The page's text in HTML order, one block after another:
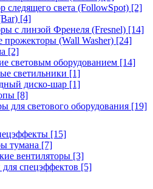
следящего света (FollowSpot) [2]
[4]
с линзой Френеля (Fresnel) [14]
(Wall Washer) [24]
[2]
световым оборудованием [14]
светильники [1]
диско-шар [1]
[8]
для светового оборудования [19]
[15]
тумана [7]
вентиляторы [3]
спецэффектов [5]